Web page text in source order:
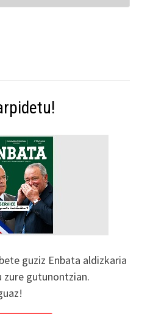
guziz Enbata aldizkaria
zure gutunontzian.